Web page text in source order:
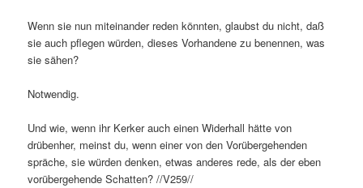
Wenn sie nun miteinander reden könnten, glaubst du nicht, daß
sie auch pflegen würden, dieses Vorhandene zu benennen, was
sie sähen?
Notwendig.
Und wie, wenn ihr Kerker auch einen Widerhall hätte von
drübenher, meinst du, wenn einer von den Vorübergehenden
spräche, sie würden denken, etwas anderes rede, als der eben
vorübergehende Schatten? //V259//